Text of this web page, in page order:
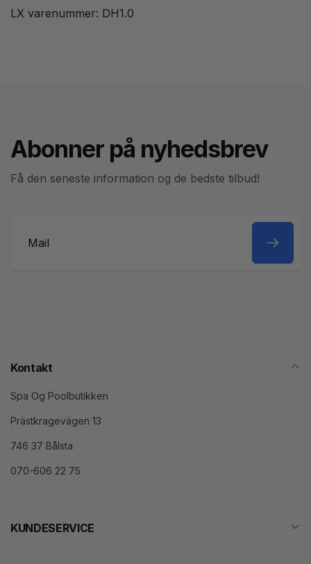
LX varenummer: DH1.0
Abonner på nyhedsbrev
Få den seneste information og de bedste tilbud!
Kontakt
Spa Og Poolbutikken
Prästkragevägen 13
746 37 Bålsta
070-606 22 75
KUNDESERVICE